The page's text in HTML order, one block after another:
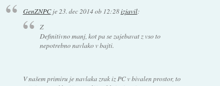
GenZNPCje 23. dec 2014 ob 12:28izjavil:
Z
Definitivno manj, kot pa se zajebavat z vso to
nepotrebno navlako v bajti.
V našem primiru je navlaka zrak iz PC v bivalen prostor, to